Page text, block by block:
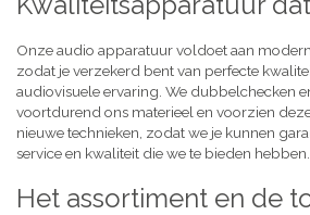
Onze audio apparatuur voldoet aan
zodat je verzekerd bent van perfecte
audiovisuele ervaring. We dubbelchecken
voortdurend ons materieel en voorzien
nieuwe technieken, zodat we je kunnen
service en kwaliteit die we te bieden hebben.
Het assortiment en de